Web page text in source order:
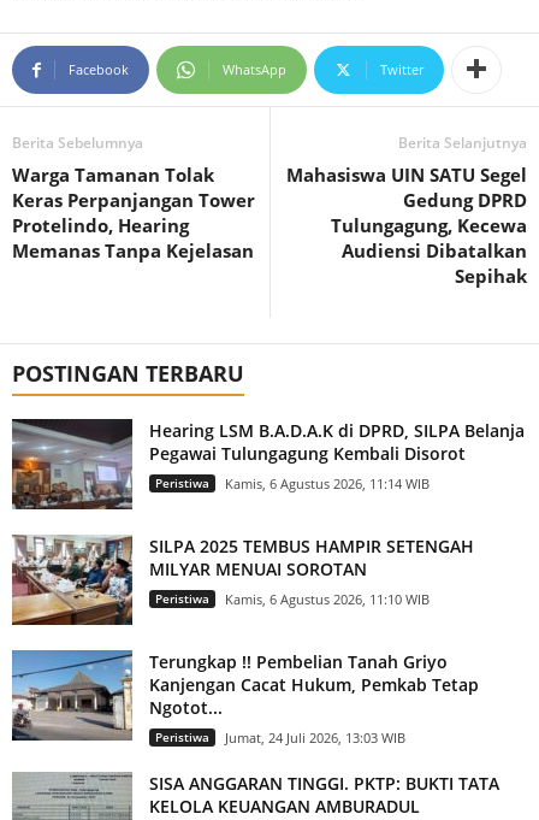
Facebook WhatsApp Twitter
Berita Sebelumnya
Warga Tamanan Tolak
Keras Perpanjangan Tower
Protelindo, Hearing
Memanas Tanpa Kejelasan
Berita Selanjutnya
Mahasiswa UIN SATU Segel
Gedung DPRD
Tulungagung, Kecewa
Audiensi Dibatalkan
Sepihak
POSTINGAN TERBARU
Hearing LSM B.A.D.A.K di DPRD, SILPA Belanja
Pegawai Tulungagung Kembali Disorot
Peristiwa Kamis, 6 Agustus 2026, 11:14 WIB
SILPA 2025 TEMBUS HAMPIR SETENGAH
MILYAR MENUAI SOROTAN
Peristiwa Kamis, 6 Agustus 2026, 11:10 WIB
Terungkap !! Pembelian Tanah Griyo
Kanjengan Cacat Hukum, Pemkab Tetap
Ngotot...
Peristiwa Jumat, 24 Juli 2026, 13:03 WIB
SISA ANGGARAN TINGGI. PKTP: BUKTI TATA
KELOLA KEUANGAN AMBURADUL